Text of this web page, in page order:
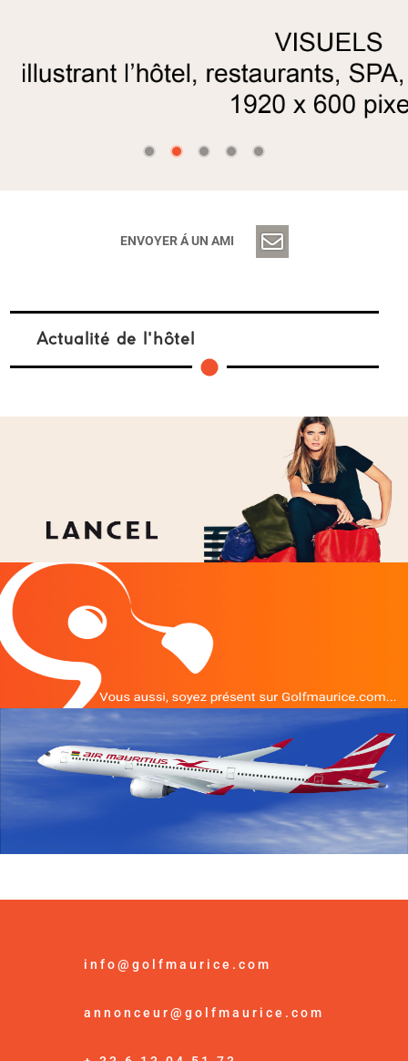
ENVOYER Á UN AMI
Actualité de l'hôtel
info@golfmaurice.com
annonceur@golfmaurice.com